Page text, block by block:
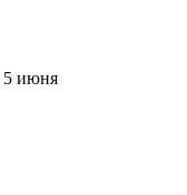
5 июня